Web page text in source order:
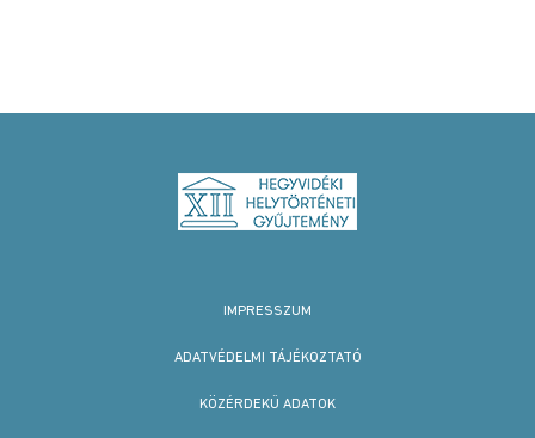
IMPRESSZUM
ADATVÉDELMI TÁJÉKOZTATÓ
KÖZÉRDEKŰ ADATOK